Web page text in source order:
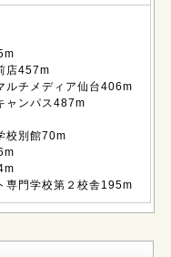
店457m
ルチメディア仙台406m
ャンパス487m
校別館70m
専門学校第２校舎195m